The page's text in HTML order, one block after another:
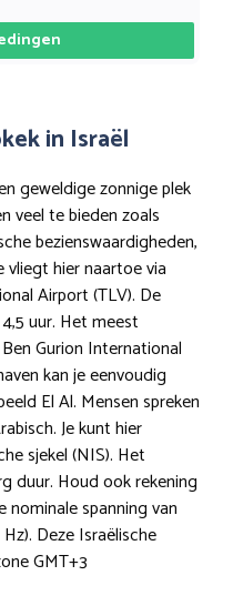
in Israël
geweldige zonnige plek
veel te bieden zoals
bezienswaardigheden,
vliegt hier naartoe via
Airport (TLV). De
uur. Het meest
Gurion International
kan je eenvoudig
El Al. Mensen spreken
Je kunt hier
sjekel (NIS). Het
duur. Houd ook rekening
spanning van
Deze Israëlische
GMT+3